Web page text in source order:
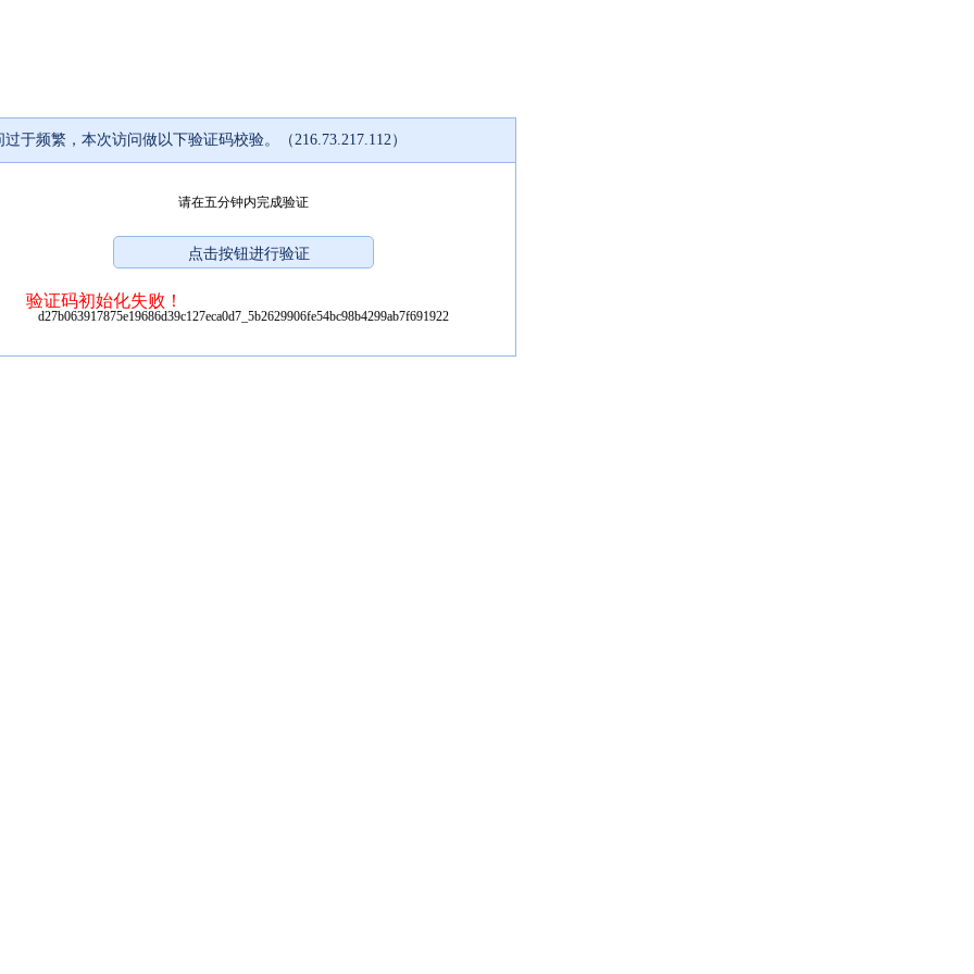
过于频繁，本次访问做以下验证码校验。（216.73.217.112）
请在五分钟内完成验证
验证码初始化失败！
d27b063917875e19686d39c127eca0d7_5b2629906fe54bc98b4299ab7f691922